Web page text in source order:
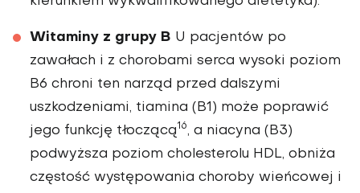
Witaminy z grupy B U pacjentów po
zawałach i z chorobami serca wysoki poziom
B6 chroni ten narząd przed dalszymi
uszkodzeniami, tiamina (B1) może poprawić
jego funk­cję tłoczącą16, a niacyna (B3)
podwyż­sza poziom cholesterolu HDL, obniża
częstość występowania choroby wień­cowej i